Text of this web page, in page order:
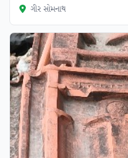
ગીર સોમનાથ